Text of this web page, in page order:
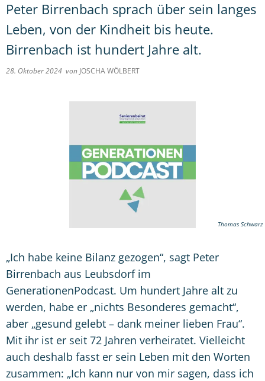
Peter Birrenbach sprach über sein langes
Leben, von der Kindheit bis heute.
Birrenbach ist hundert Jahre alt.
28. Oktober 2024 von JOSCHA WÖLBERT
Thomas Schwarz
„Ich habe keine Bilanz gezogen“, sagt Peter
Birrenbach aus Leubsdorf im
GenerationenPodcast. Um hundert Jahre alt zu
werden, habe er „nichts Besonderes gemacht“,
aber „gesund gelebt – dank meiner lieben Frau“.
Mit ihr ist er seit 72 Jahren verheiratet. Vielleicht
auch deshalb fasst er sein Leben mit den Worten
zusammen: „Ich kann nur von mir sagen, dass ich